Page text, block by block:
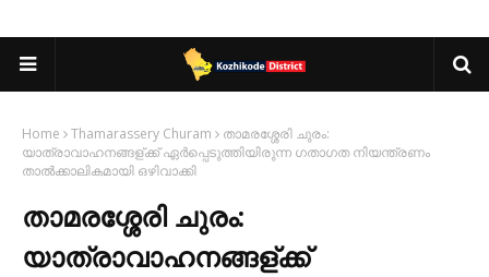
Home Thamarassery Churam
താമരശ്ശേരി ചുരം:
യാത്രാവാഹനങ്ങള്ക്ക് ഏര്‍പ്പെടുത്തിയിരുന്ന ഗതാഗത നിയന്ത്രണം
താല്‍ക്കാലികമായി ഒഴിവാക്കി
താമരശ്ശേരി ചുരം:
യാത്രാവാഹനങ്ങള്ക്ക്